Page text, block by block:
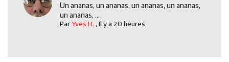
Un ananas, un ananas, un ananas, un ananas,
un ananas, ...
ParYves H. ,Il y a 20 heures